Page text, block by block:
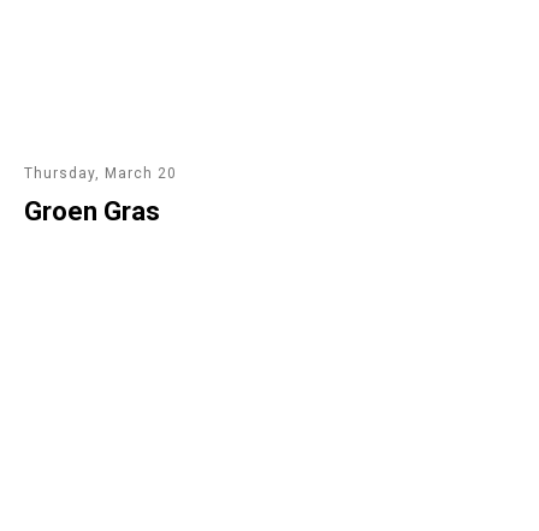
Thursday, March 20
Groen Gras